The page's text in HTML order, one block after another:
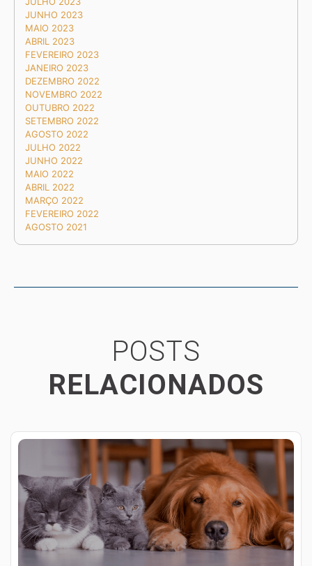
JUNHO 2023
MAIO 2023
ABRIL 2023
FEVEREIRO 2023
JANEIRO 2023
DEZEMBRO 2022
NOVEMBRO 2022
OUTUBRO 2022
SETEMBRO 2022
AGOSTO 2022
JULHO 2022
JUNHO 2022
MAIO 2022
ABRIL 2022
MARÇO 2022
FEVEREIRO 2022
AGOSTO 2021
POSTS
RELACIONADOS